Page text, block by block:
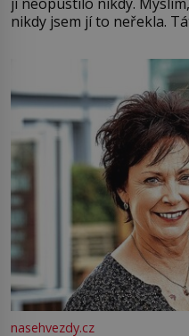
ji neopustilo nikdy.
nikdy jsem jí to neřekla.
Jsme spolu moc rádi
nasehvezdy.cz